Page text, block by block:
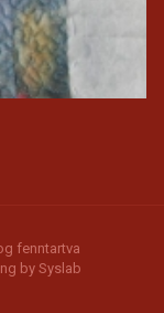
fenntartva
by Syslab